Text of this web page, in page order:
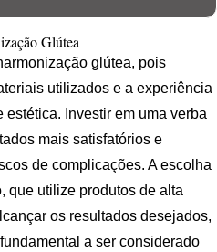
Glútea
glútea, pois
utilizados e a experiência
Investir em uma verba
mais satisfatórios e
de complicações. A escolha
que utilize produtos de alta
os resultados desejados,
a ser considerado